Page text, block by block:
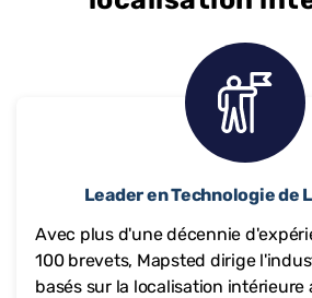
Leader en Technologie de
Avec plus d'une décennie
100 brevets, Mapsted dirige
basés sur la localisation intérieure